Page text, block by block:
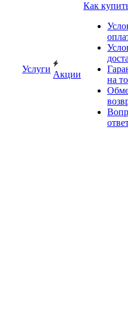
Услуги
Акции
Как
на